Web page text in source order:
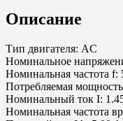
Описание
Тип двигателя: AC
Номинальное
Номинальная частота f:
Потребляемая
Номинальный ток I:
Номинальная частота